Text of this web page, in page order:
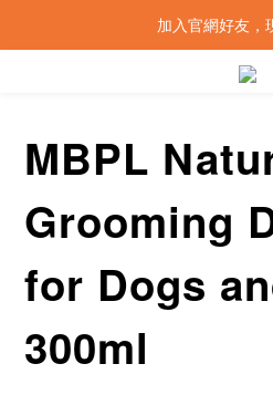
加入官網好友，
MBPL
Grooming
for Dogs
300ml